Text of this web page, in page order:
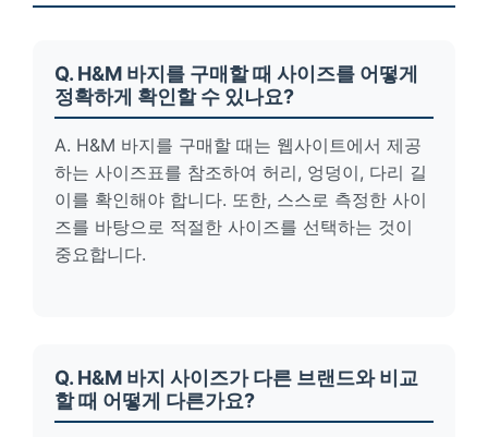
Q. H&M 바지를 구매할 때 사이즈를 어떻게
정확하게 확인할 수 있나요?
A. H&M 바지를 구매할 때는 웹사이트에서 제공
하는 사이즈표를 참조하여 허리, 엉덩이, 다리 길
이를 확인해야 합니다. 또한, 스스로 측정한 사이
즈를 바탕으로 적절한 사이즈를 선택하는 것이
중요합니다.
Q. H&M 바지 사이즈가 다른 브랜드와 비교
할 때 어떻게 다른가요?